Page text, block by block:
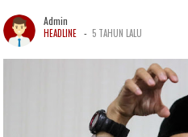
Admin
HEADLINE - 5 TAHUN LALU